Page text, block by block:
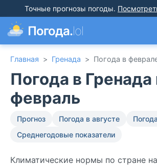
Точные прогнозы погоды.
Погода.lol
Главная > Гренада > Погода в
Погода в Гренада
февраль
Прогноз Погода в августе
Среднегодовые показатели
Климатические нормы по стране